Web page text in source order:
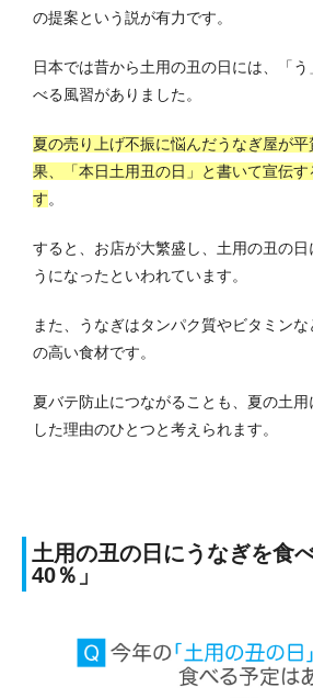
の提案という説が有力です。
日本では昔から土用の丑の日には、「
べる風習がありました。
夏の売り上げ不振に悩んだうなぎ屋が
果、「本日土用丑の日」と書いて宣伝
す。
すると、お店が大繁盛し、土用の丑の日
うになったといわれています。
また、うなぎはタンパク質やビタミン
の高い食材です。
夏バテ防止につながることも、夏の土
した理由のひとつと考えられます。
土用の丑の日にうなぎを食
40％」